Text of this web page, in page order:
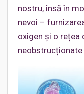
nostru, însă în
nevoi –
oxigen și o rețea